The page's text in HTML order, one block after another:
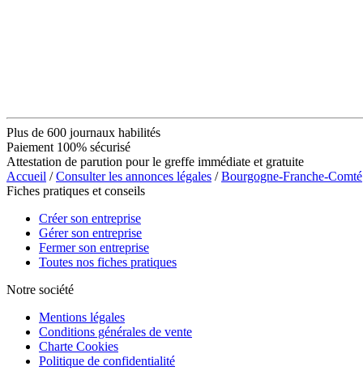
Plus de 600 journaux habilités
Paiement 100% sécurisé
Attestation de parution pour le greffe immédiate et gratuite
Accueil /Consulter les annonces légales /Bourgogne-Franche-Comté
Fiches pratiques et conseils
Créer son entreprise
Gérer son entreprise
Fermer son entreprise
Toutes nos fiches pratiques
Notre société
Mentions légales
Conditions générales de vente
Charte Cookies
Politique de confidentialité